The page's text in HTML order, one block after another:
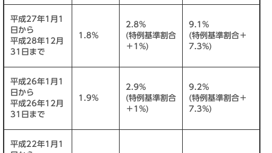
平成27年1月1
日から
平成28年12月
31日まで
1.8%
2.8%
(特例基準割合
＋1%)
9.1%
(特例基準割合＋
7.3%)
平成26年1月1
日から
平成26年12月
31日まで
1.9%
2.9%
(特例基準割合
＋1%)
9.2%
(特例基準割合＋
7.3%)
平成22年1月1